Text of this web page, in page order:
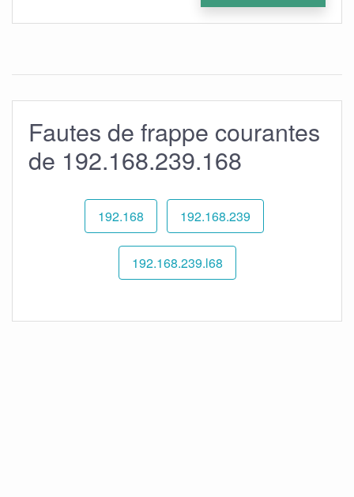
Fautes de frappe courantes
de 192.168.239.168
192.168 192.168.239
192.168.239.l68